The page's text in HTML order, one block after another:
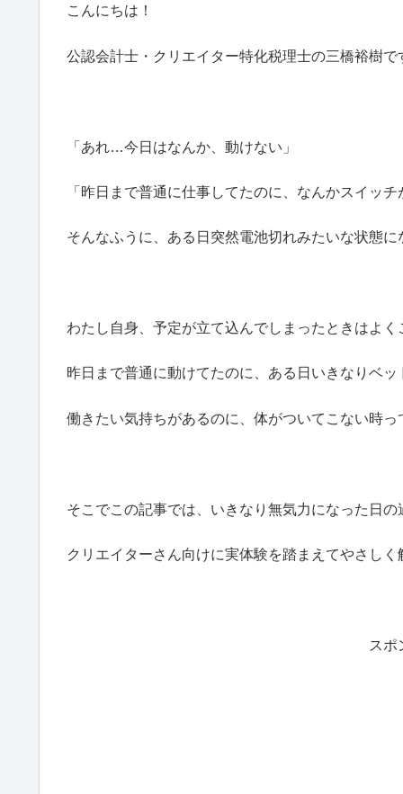
こんにちは！
公認会計士・クリエイター特化税理士の三橋裕樹で
「あれ…今日はなんか、動けない」
「昨日まで普通に仕事してたのに、なんかスイッ
そんなふうに、ある日突然電池切れみたいな状態
わたし自身、予定が立て込んでしまったときはよ
昨日まで普通に動けてたのに、ある日いきなりベ
働きたい気持ちがあるのに、体がついてこない時
そこでこの記事では、いきなり無気力になった日
クリエイターさん向けに実体験を踏まえてやさしく
スポ